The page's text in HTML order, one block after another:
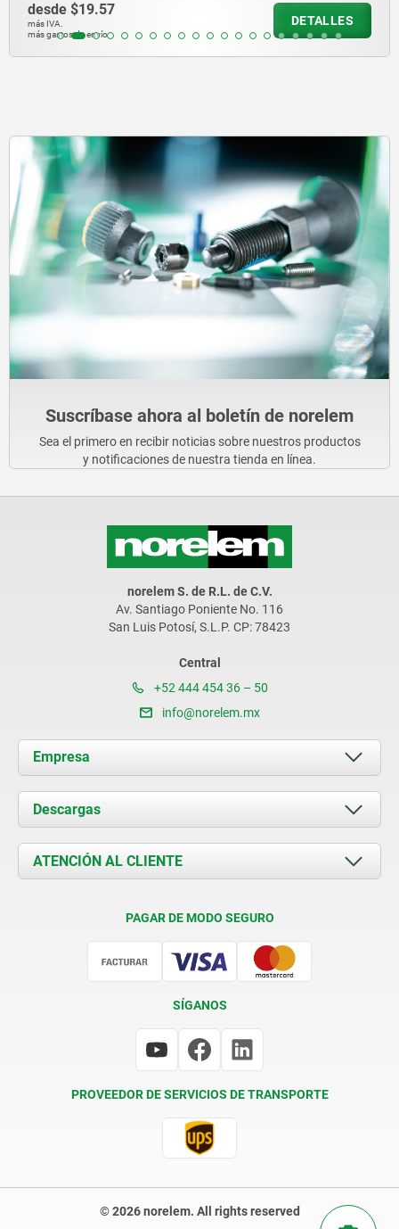
desde $19.57
más IVA.
más gastos de envío
DETALLES
Suscríbase ahora al boletín de norelem
Sea el primero en recibir noticias sobre nuestros productos
y notificaciones de nuestra tienda en línea.
norelem S. de R.L. de C.V.
Av. Santiago Poniente No. 116
San Luis Potosí, S.L.P. CP: 78423
Central
+52 444 454 36 – 50
info@norelem.mx
Empresa
Acerca de nosotros
Novedades
Contacto
Descargas
Documents
ATENCIÓN AL CLIENTE
PAGAR DE MODO SEGURO
SÍGANOS
PROVEEDOR DE SERVICIOS DE TRANSPORTE
© 2026 norelem. All rights reserved